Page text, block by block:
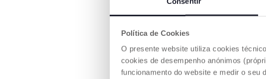
Política de Cookies
O presente website utiliza cookies
cookies de desempenho anónimos
funcionamento do website e medir o seu